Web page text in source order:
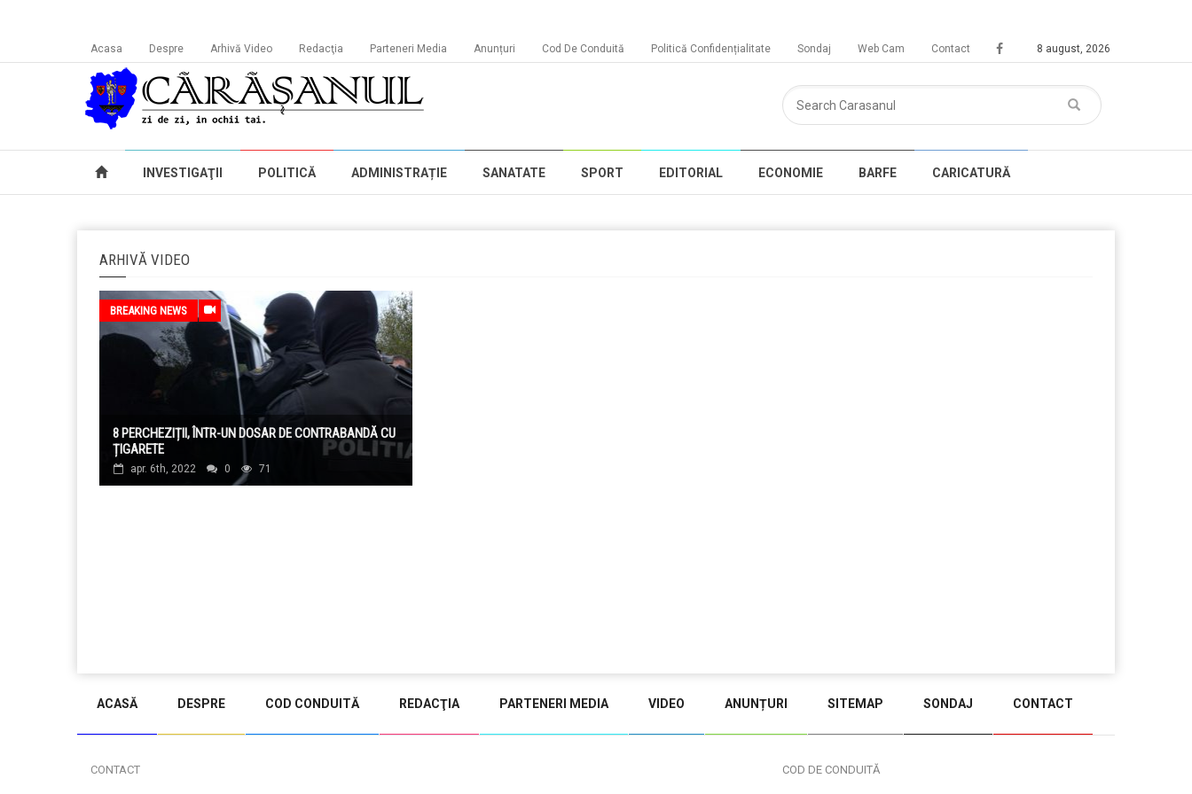
8 august, 2026
Acasa Despre Arhivă Video Redacţia Parteneri Media Anunțuri Cod De Conduită Politică Confidențialitate Sondaj Web Cam Contact
INVESTIGAŢII POLITICĂ ADMINISTRAȚIE SANATATE SPORT EDITORIAL ECONOMIE BARFE CARICATURĂ
ARHIVĂ VIDEO
8 PERCHEZIȚII, ÎNTR-UN DOSAR DE CONTRABANDĂ CU
ȚIGARETE
BREAKING NEWS
apr. 6th, 2022 0 71
ACASĂ DESPRE COD CONDUITĂ REDACŢIA PARTENERI MEDIA VIDEO ANUNȚURI SITEMAP SONDAJ CONTACT
CONTACT COD DE CONDUITĂ